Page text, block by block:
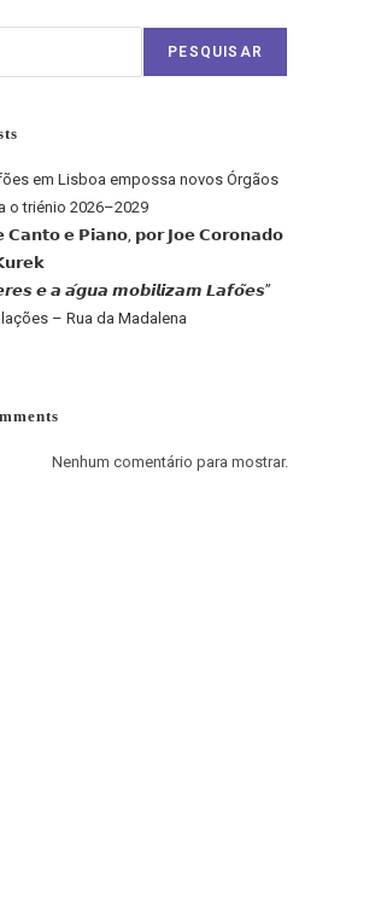
PESQUISAR
em Lisboa empossa novos Órgãos
o triénio 2026–2029
𝗖𝗮𝗻𝘁𝗼 𝗲 𝗣𝗶𝗮𝗻𝗼, 𝗽𝗼𝗿 𝗝𝗼𝗲 𝗖𝗼𝗿𝗼𝗻𝗮𝗱𝗼
𝙚 𝙖 𝙖́𝙜𝙪𝙖 𝙢𝙤𝙗𝙞𝙡𝙞𝙯𝙖𝙢 𝙇𝙖𝙛𝙤̃𝙚𝙨”
– Rua da Madalena
Nenhum comentário para mostrar.